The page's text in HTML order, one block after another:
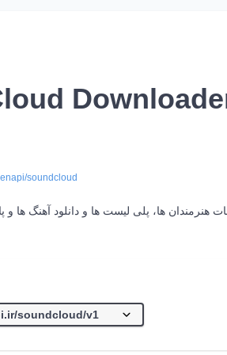
soundcloud
هنرمندان ها، پلی لیست ها و دانلود آهنگ ها و